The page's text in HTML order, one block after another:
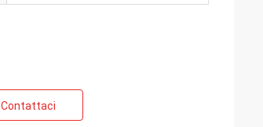
Contattaci